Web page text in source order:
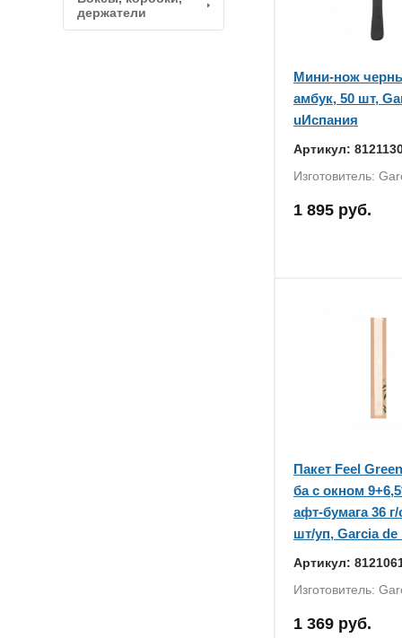
держатели
Мини-нож
амбук, 50 шт,
uИспания
Артикул:
Изготовитель:
1 895 руб.
Пакет Feel
ба с окном
афт-бумага 36
шт/уп, Garcia de
Артикул:
Изготовитель:
1 369 руб.